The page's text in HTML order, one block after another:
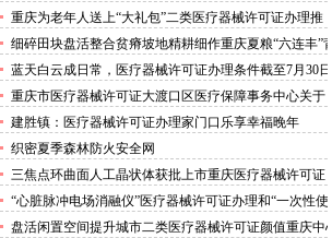
市食品安全专项整治
重庆为老年人送上“大礼包”二类医疗器械许可证办理推
出“乐享银龄”文艺、文创、阅读、健身、康养、科普六大
系列主题活动
细碎田块盘活整合贫瘠坡地精耕细作重庆夏粮“六连丰”背
后的三类医疗器械许可证稳产密码
蓝天白云成日常，医疗器械许可证办理条件截至7月30日
——我市今年已收获192个优良天
重庆市医疗器械许可证大渡口区医疗保障事务中心关于
《重庆市大渡口区医疗保险稽核通知书》送达公告
建胜镇：医疗器械许可证办理家门口乐享幸福晚年
织密夏季森林防火安全网
三焦点环曲面人工晶状体获批上市重庆医疗器械许可证
“心脏脉冲电场消融仪”医疗器械许可证办理和“一次性使
用心脏脉冲电场消融导管”获批上市
盘活闲置空间提升城市二类医疗器械许可证颜值重庆中心